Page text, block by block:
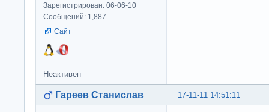
Зарегистрирован: 06-06-10
Сообщений: 1,887
Сайт
Неактивен
17-11-11 14:51:11
Гареев Станислав